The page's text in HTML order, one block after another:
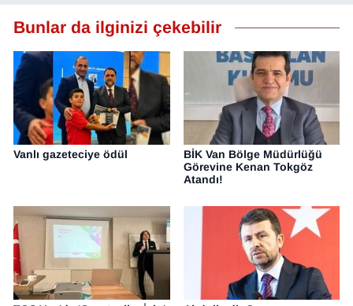
Bunlar da ilginizi çekebilir
Vanlı gazeteciye ödül
BİK Van Bölge Müdürlüğü
Görevine Kenan Tokgöz
Atandı!